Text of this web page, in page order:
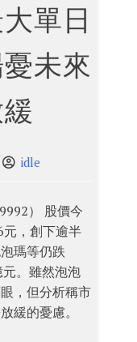
單日
未來
idle
） 股價今
，創下逾半
瑪等仍跌
。雖然泡泡
，但分析稱市
緩的憂慮。